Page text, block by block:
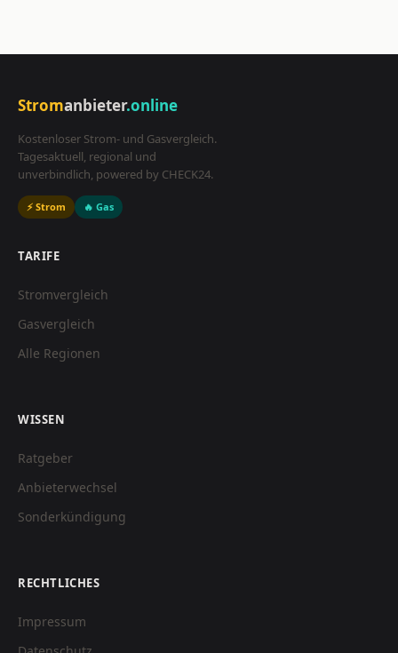
Stromanbieter.online
Kostenloser Strom- und Gasvergleich.
Tagesaktuell, regional und
unverbindlich, powered by CHECK24.
⚡ Strom 🔥 Gas
TARIFE
Stromvergleich
Gasvergleich
Alle Regionen
WISSEN
Ratgeber
Anbieterwechsel
Sonderkündigung
RECHTLICHES
Impressum